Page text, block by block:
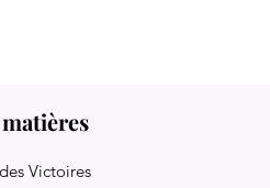
Victoires